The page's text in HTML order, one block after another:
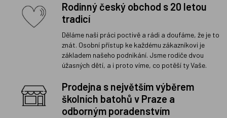
Rodinný český obchod s 20 letou
tradicí
Děláme naši práci poctivě a rádi a doufáme, že je to
znát. Osobní přístup ke každému zákazníkovi je
základem našeho podnikání. Jsme rodiče dvou
úžasných dětí, a i proto víme, co potěší ty Vaše.
Prodejna s největším výběrem
školních batohů v Praze a
odborným poradenstvím